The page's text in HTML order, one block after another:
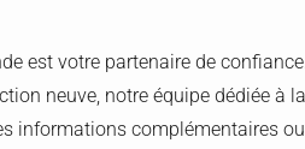
est votre partenaire de
neuve, notre équipe dédiée
complémentaires